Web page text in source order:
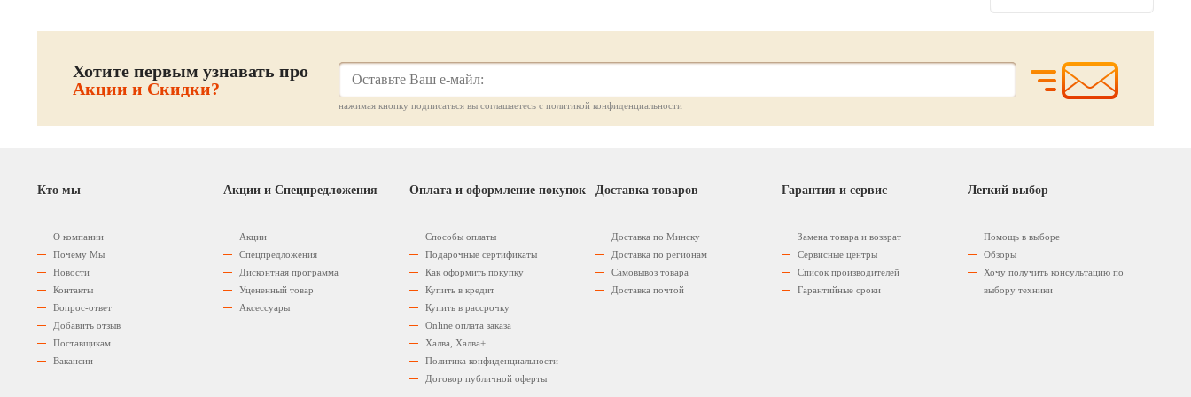
Хотите первым узнавать про
Акции и Скидки?
нажимая кнопку подписаться вы соглашаетесь с политикой конфиденциальности
Кто мы
О компании
Почему Мы
Новости
Контакты
Вопрос-ответ
Добавить отзыв
Поставщикам
Вакансии
Акции и Спецпредложения
Акции
Спецпредложения
Дисконтная программа
Уцененный товар
Аксессуары
Оплата и оформление покупок
Способы оплаты
Подарочные сертификаты
Как оформить покупку
Купить в кредит
Купить в рассрочку
Оnline оплата заказа
Халва, Халва+
Политика конфиденциальности
Договор публичной оферты
Доставка товаров
Доставка по Минску
Доставка по регионам
Самовывоз товара
Доставка почтой
Гарантия и сервис
Замена товара и возврат
Сервисные центры
Список производителей
Гарантийные сроки
Легкий выбор
Помощь в выборе
Обзоры
Хочу получить консультацию по
выбору техники